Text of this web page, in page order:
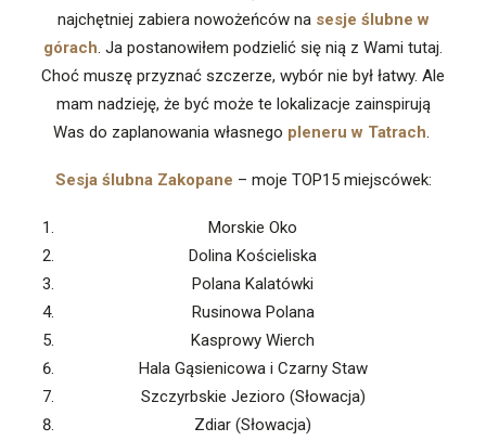
najchętniej zabiera nowożeńców na sesje ślubne w
górach. Ja postanowiłem podzielić się nią z Wami tutaj.
Choć muszę przyznać szczerze, wybór nie był łatwy. Ale
mam nadzieję, że być może te lokalizacje zainspirują
Was do zaplanowania własnego pleneru w Tatrach.
Sesja ślubnaZakopane – moje TOP15 miejscówek:
Morskie Oko
Dolina Kościeliska
Polana Kalatówki
Rusinowa Polana
Kasprowy Wierch
Hala Gąsienicowa i Czarny Staw
Szczyrbskie Jezioro (Słowacja)
Zdiar (Słowacja)